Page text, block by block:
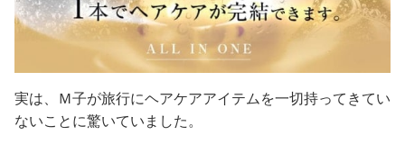
実は、Ｍ子が旅行にヘアケアアイテムを一切持ってきてい
ないことに驚いていました。